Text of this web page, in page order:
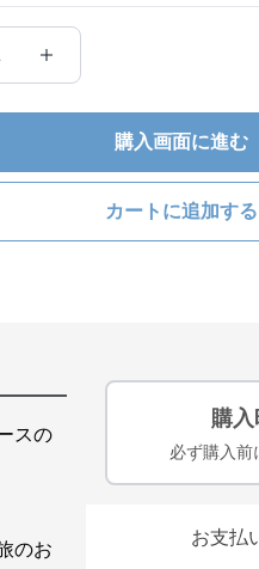
購入画面に進む
カートに追加する
スの
のお
購
必ず購入前
お支払